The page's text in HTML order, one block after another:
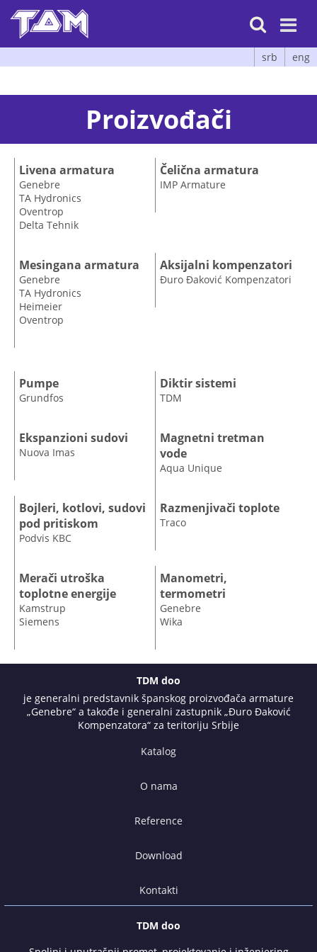

srb eng
Proizvođači
Livena armatura
Genebre
TA Hydronics
Oventrop
Delta Tehnik
Čelična armatura
IMPArmature
Mesingana armatura
Genebre
TA Hydronics
Heimeier
Oventrop
Aksijalni kompenzatori
Đuro Đaković Kompenzatori
Pumpe
Grundfos
Diktir sistemi
TDM
Ekspanzioni sudovi
Nuova Imas
Magnetni tretman
vode
Aqua Unique
Bojleri, kotlovi, sudovi
pod pritiskom
Podvis KBC
Razmenjivači toplote
Traco
Merači utroška
toplotne energije
Kamstrup
Siemens
Manometri,
termometri
Genebre
Wika
TDM doo
je generalni predstavnik španskog proizvođača armature
„Genebre“ a takođe i generalni zastupnik „Đuro Đaković
Kompenzatora“ za teritoriju Srbije
Katalog
O nama
Reference
Download
Kontakti
TDM doo